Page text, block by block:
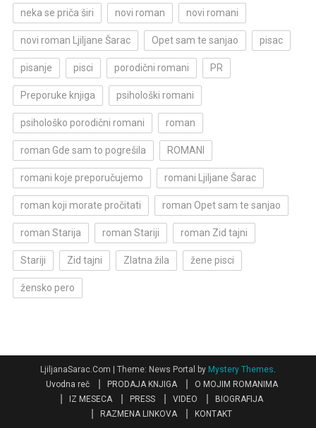
neka se priča širi novi roman novi romani
novi roman Ljiljane Šarac Opet sam te sanjao pisac
pisanje pisci porodični romani PR
Preporuke knjiga psihološki romani
psihološko porodični romani roman
roman Gde sam to pogrešila ROMANI
romani koje preporučujemo romani Ljiljane Šarac
roman koji morate pročitati roman Opet sam te sanjao
roman Starija roman Stariji roman Zid tajni
Stariji Zid tajni Zlatna žila žene pisci
žensko pero
LjiljanaSarac.Com Theme: News Portal by Mystery Themes.
Uvodna reč
PRODAJA KNJIGA
O MOJIM ROMANIMA
IZ MESECA
PRESS VIDEO
BIOGRAFIJA
RAZMENA LINKOVA
KONTAKT